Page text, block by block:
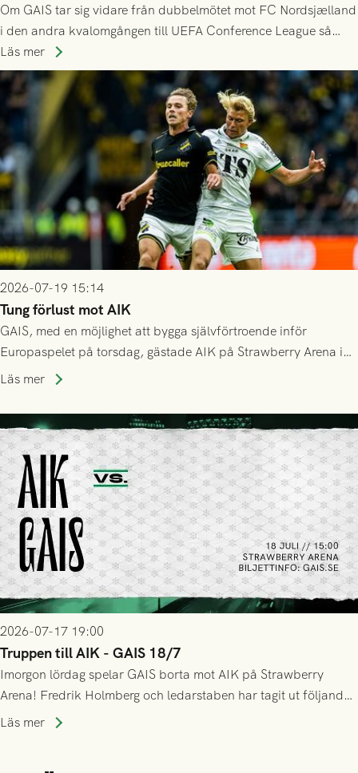
Om GAIS tar sig vidare från dubbelmötet mot FC Nordsjælland
i den andra kvalomgången till UEFA Conference League så
spelas den tredje kvalomgången kort därpå. Motståndare blir
då vinnaren i mötet mellan isländska Valur och HŠK Zrinjski
Mostar från Bosnien och Hercegovina.
Läs mer
2026-07-19 15:14
Tung förlust mot AIK
GAIS, med en möjlighet att bygga självförtroende inför
Europaspelet på torsdag, gästade AIK på Strawberry Arena i
Stockholm . Men trots konstant hotande i första halvlek av
lyckades få in 2-0.
Läs mer
2026-07-17 19:00
Truppen till AIK - GAIS 18/7
Imorgon lördag spelar GAIS borta mot AIK på Strawberry
Arena! Fredrik Holmberg och ledarstaben har tagit ut följande
trupp till matchen:
Läs mer